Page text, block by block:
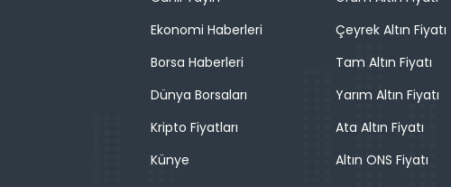
Ekonomi Haberleri
Borsa Haberleri
Dünya Borsaları
Kripto Fiyatları
Künye
Çeyrek Altın Fiyatı
Tam Altın Fiyatı
Yarım Altın Fiyatı
Ata Altın Fiyatı
Altın ONS Fiyatı